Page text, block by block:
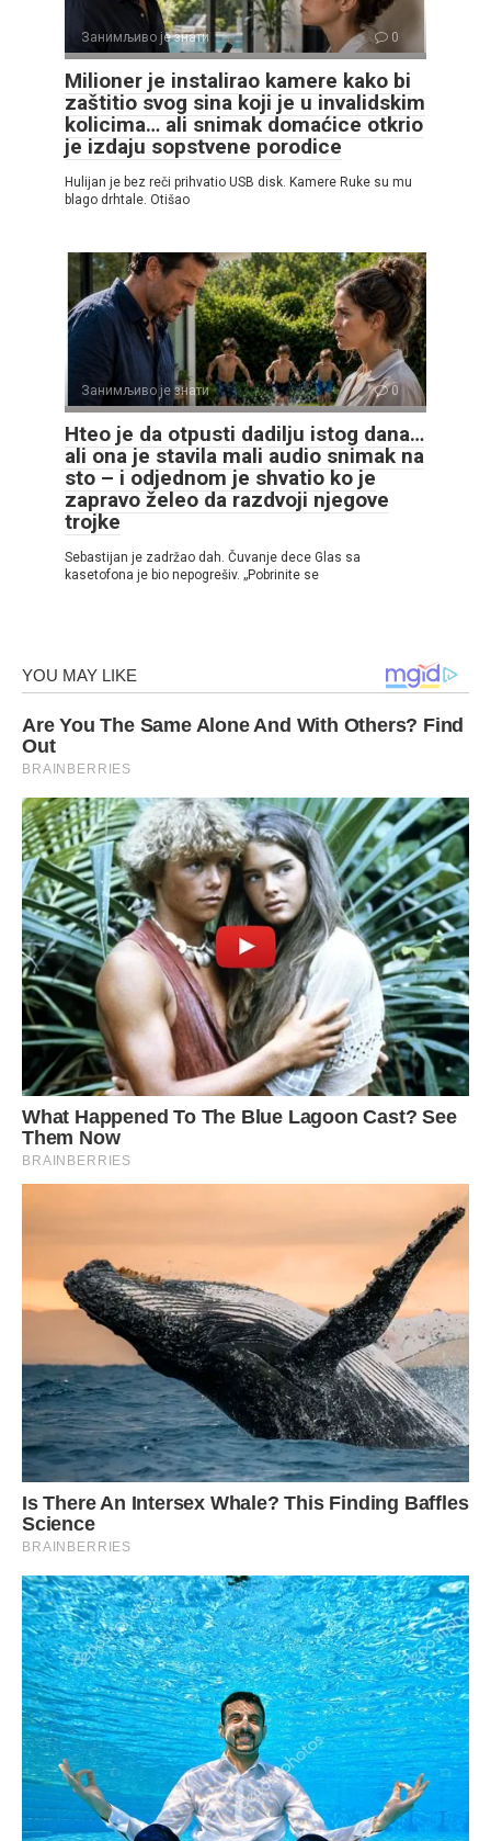
Занимљиво је знати 0
Milioner je instalirao kamere kako bi
zaštitio svog sina koji je u invalidskim
kolicima… ali snimak domaćice otkrio
je izdaju sopstvene porodice
Hulijan je bez reči prihvatio USB disk. Kamere Ruke su mu
blago drhtale. Otišao
Занимљиво је знати 0
Hteo je da otpusti dadilju istog dana…
ali ona je stavila mali audio snimak na
sto – i odjednom je shvatio ko je
zapravo želeo da razdvoji njegove
trojke
Sebastijan je zadržao dah. Čuvanje dece Glas sa
kasetofona je bio nepogrešiv. „Pobrinite se